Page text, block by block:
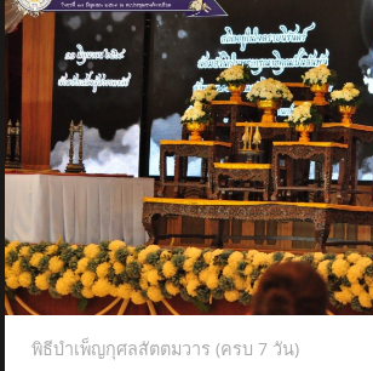
พิธีบำเพ็ญกุศลสัตตมวาร (ครบ 7 วัน)